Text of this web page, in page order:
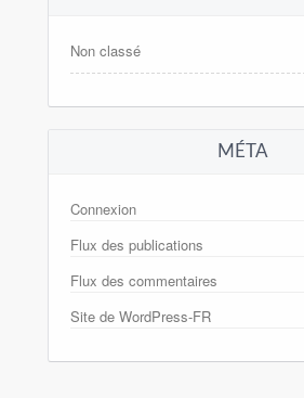
Non classé
MÉTA
Connexion
Flux des publications
Flux des commentaires
Site de WordPress-FR